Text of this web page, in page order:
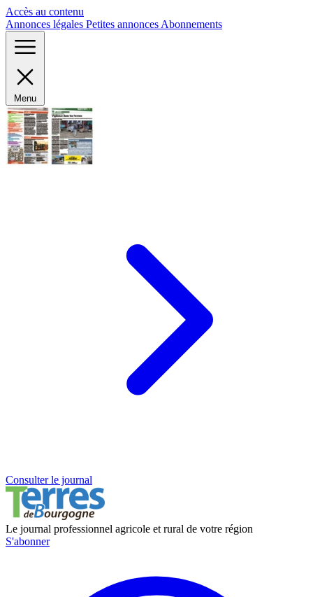
Accès au contenu
Annonces légales Petites annonces Abonnements
Menu
Consulter le journal
Le journal professionnel agricole et rural de votre région
S'abonner
Panneau de gestion des cookies